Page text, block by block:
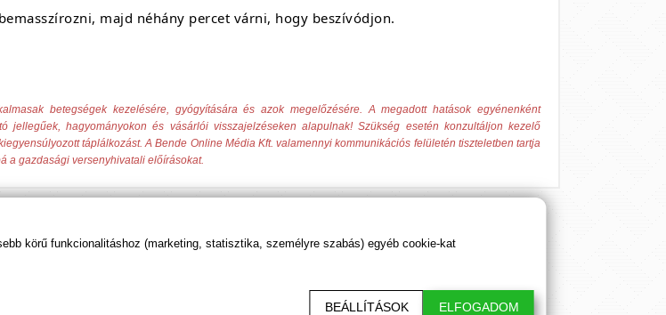
majd néhány percet várni, hogy beszívódjon.
betegségek kezelésére, gyógyítására és azok megelőzésére. A megadott hatások egyénenként
jellegűek, hagyományokon és vásárlói visszajelzéseken alapulnak! Szükség esetén konzultáljon kezelő
táplálkozást. A Bende Online Média Kft. valamennyi kommunikációs felületén tiszteletben tartja
a gazdasági versenyhivatali előírásokat.
körű funkcionalitáshoz (marketing, statisztika, személyre szabás) egyéb cookie-kat
BEÁLLÍTÁSOK ELFOGADOM